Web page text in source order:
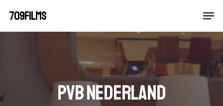
main
709FILMS
PVBNederland
Close